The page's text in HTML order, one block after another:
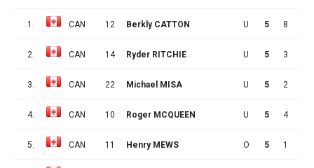
1. CAN 12 Berkly CATTON U 5 8
2. CAN 14 Ryder RITCHIE U 5 3
3. CAN 22 Michael MISA U 5 2
4. CAN 10 Roger MCQUEEN U 5 4
5. CAN 11 Henry MEWS O 5 1